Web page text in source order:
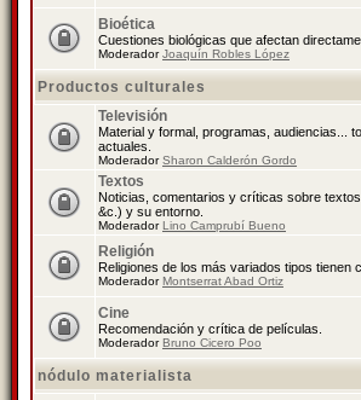
Bioética
Cuestiones biológicas que afectan
ModeradorJoaquín Robles López
Productos culturales
Televisión
Material y formal, programas, audiencias...
actuales.
ModeradorSharon Calderón Gordo
Textos
Noticias, comentarios y críticas sobre
&c.) y su entorno.
ModeradorLino Camprubí Bueno
Religión
Religiones de los más variados tipos tienen
ModeradorMontserrat Abad Ortiz
Cine
Recomendación y crítica de películas.
ModeradorBruno Cicero Poo
nódulo materialista